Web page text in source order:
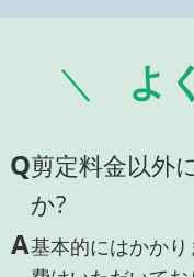
よ
Q剪定料金以外
か?
A基本的にはかか